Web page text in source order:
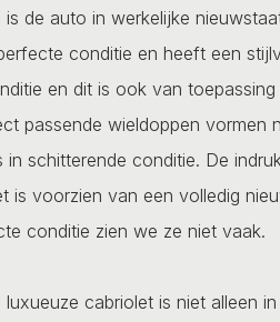
is de auto in werkelijke
conditie en heeft een
en dit is ook van
passende wieldoppen vormen
schitterende conditie. De
is voorzien van een volledig
conditie zien we ze niet vaak.
cabriolet is niet alleen